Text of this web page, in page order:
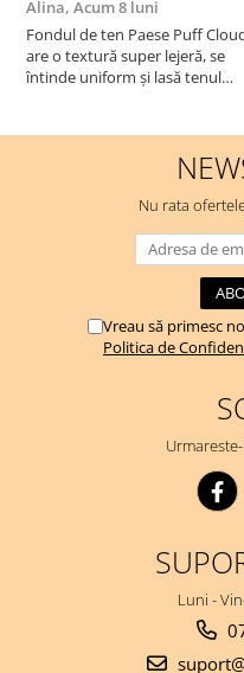
Alina, Acum 8 luni
Fondul de ten Paese Puff
are o textură super lejeră, se
întinde uniform și lasă tenul
rezistă bine toată ziua și nu
oxidează. Se simte ca o cremă
hidratantă pe piele. Un f...
Nu rata
Vreau să primesc
Politica de
Luni -